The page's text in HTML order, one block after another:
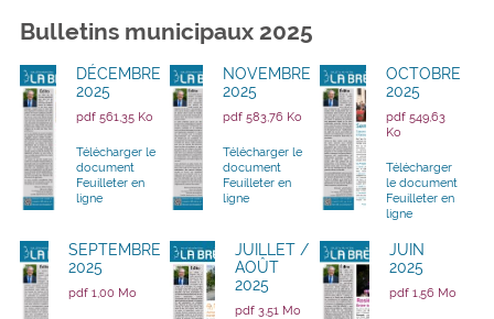
Bulletins municipaux 2025
DÉCEMBRE
2025
pdf 561,35 Ko
Télécharger le
document
Feuilleter en
ligne
NOVEMBRE
2025
pdf 583,76 Ko
Télécharger le
document
Feuilleter en
ligne
OCTOBRE
2025
pdf 549,63
Ko
Télécharger
le document
Feuilleter en
ligne
SEPTEMBRE
2025
pdf 1,00 Mo
JUILLET /
AOÛT
2025
pdf 3,51 Mo
JUIN
2025
pdf 1,56 Mo